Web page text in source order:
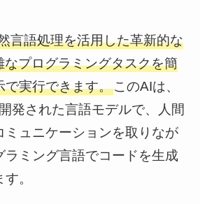
言語処理を活用した革新的な
プログラミングタスクを簡
で実行できます。このAIは、
発された言語モデルで、人間
ミュニケーションを取りなが
ラミング言語でコードを生成
。